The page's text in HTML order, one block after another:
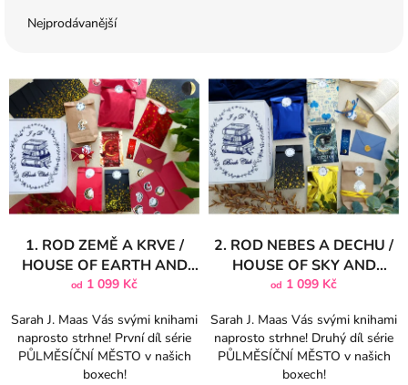
p
r
o
d
u
k
t
ů
Nejprodávanější
V
ý
p
s
p
r
o
ů
1. ROD ZEMĚ A KRVE /
HOUSE OF EARTH AND
BLOOD
od 1 099 Kč
Sarah J. Maas Vás svými knihami
naprosto strhne! První díl série
PŮLMĚSÍČNÍ MĚSTO v našich
boxech!
2. ROD NEBES A DECHU /
HOUSE OF SKY AND
BREATH
od 1 099 Kč
Sarah J. Maas Vás svými knihami
naprosto strhne! Druhý díl série
PŮLMĚSÍČNÍ MĚSTO v našich
boxech!